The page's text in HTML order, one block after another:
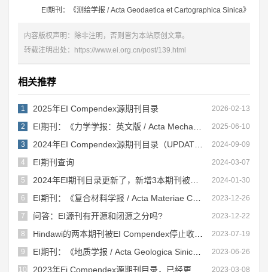
EI期刊：《测绘学报 / Acta Geodaetica et Cartographica Sinica》
内容版权声明：除非注明，否则皆为本站原创文章。
转载注明出处： https://www.ei.org.cn/post/139.html
相关推荐
2026-02-13
1 2025年EI Compendex源期刊目录
2025-06-10
2 EI期刊：《力学学报：英文版 / Acta Mechanica Sinica》
2024-09-09
3 2024年EI Compendex源期刊目录（UPDATED August, 2024）！
2024-03-07
4 EI期刊查询
2024-01-30
5 2024年EI期刊目录更新了，新增3本期刊被停止收录（慎投）！
2023-12-26
6 EI期刊：《复合材料学报 / Acta Materiae Compositae Sinica》
2023-12-22
7 问答：EI源刊有开源和闭源之分吗?
2023-07-19
8 Hindawi的两本期刊被EI Compendex停止收录：对作者和研究者的启示
2023-06-26
9 EI期刊：《地质学报 / Acta Geologica Sinica》
2023-03-08
10 2023年Ei Compendex源期刊目录，已经更新！